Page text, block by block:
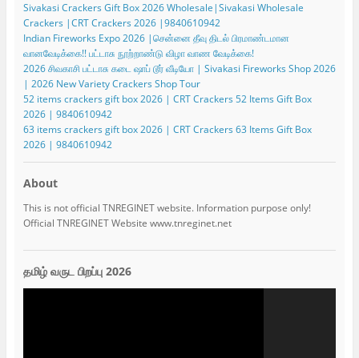
Sivakasi Crackers Gift Box 2026 Wholesale|Sivakasi Wholesale
Crackers |CRT Crackers 2026 |9840610942
Indian Fireworks Expo 2026 |சென்னை தீவு திடல் பிரமாண்டமான
வானவேடிக்கை!! பட்டாசு நூற்றாண்டு விழா வாண வேடிக்கை!
2026 சிவகாசி பட்டாசு கடை ஷாப் டூர் வீடியோ | Sivakasi Fireworks Shop 2026
| 2026 New Variety Crackers Shop Tour
52 items crackers gift box 2026 | CRT Crackers 52 Items Gift Box
2026 | 9840610942
63 items crackers gift box 2026 | CRT Crackers 63 Items Gift Box
2026 | 9840610942
About
This is not official TNREGINET website. Information purpose only!
Official TNREGINET Website www.tnreginet.net
தமிழ் வருட பிறப்பு 2026